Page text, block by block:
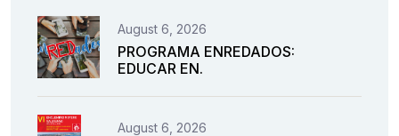
August 6, 2026
PROGRAMA ENREDADOS:
EDUCAR EN.
August 6, 2026